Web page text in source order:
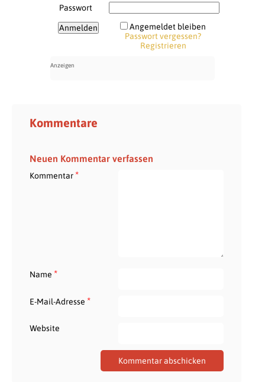
Passwort
Angemeldet bleiben
Passwort vergessen?
Registrieren
Kommentare
Neuen Kommentar verfassen
Kommentar*
Name *
E-Mail-Adresse *
Website